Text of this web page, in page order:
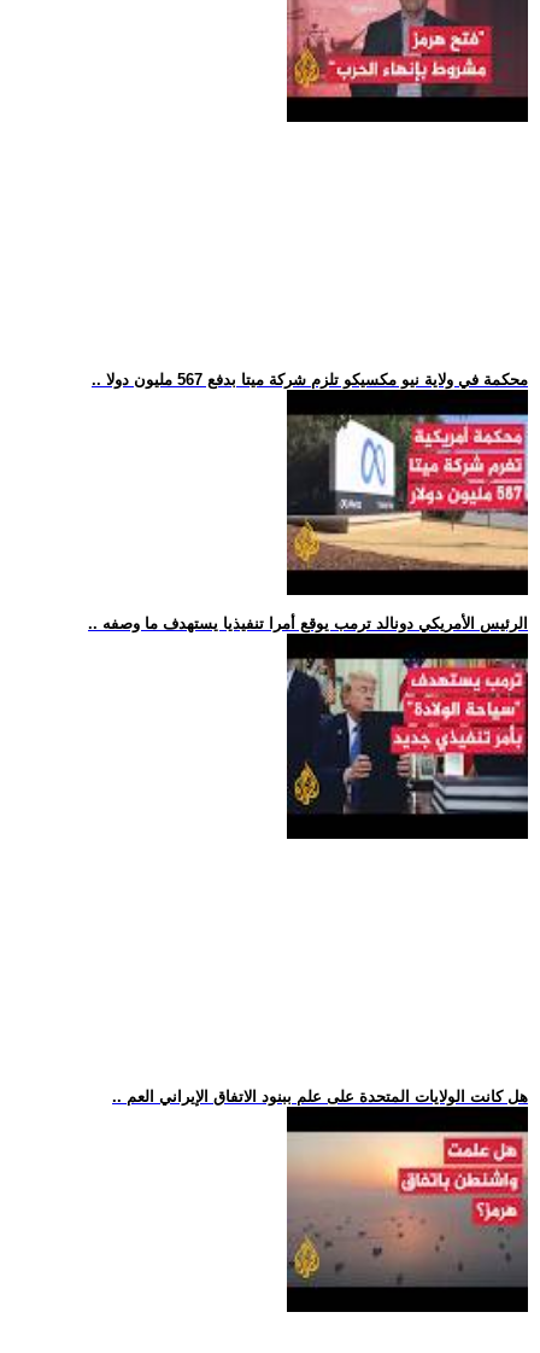
.. محكمة في ولاية نيو مكسيكو تلزم شركة ميتا بدفع 567 مليون دولا
.. الرئيس الأمريكي دونالد ترمب يوقع أمرا تنفيذيا يستهدف ما وصفه
.. هل كانت الولايات المتحدة على علم ببنود الاتفاق الإيراني العم